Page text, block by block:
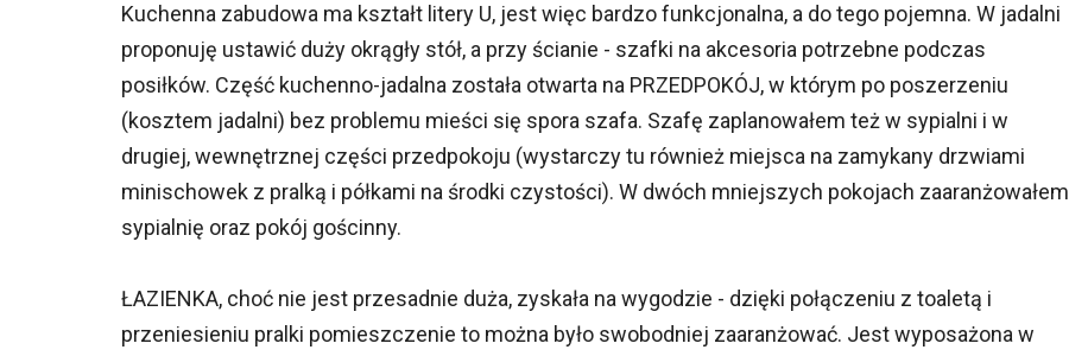
Kuchenna zabudowa ma kształt litery U, jest więc bardzo funkcjonalna, a do tego pojemna. W jadalni
proponuję ustawić duży okrągły stół, a przy ścianie - szafki na akcesoria potrzebne podczas
posiłków. Część kuchenno-jadalna została otwarta na PRZEDPOKÓJ, w którym po poszerzeniu
(kosztem jadalni) bez problemu mieści się spora szafa. Szafę zaplanowałem też w sypialni i w
drugiej, wewnętrznej części przedpokoju (wystarczy tu również miejsca na zamykany drzwiami
minischowek z pralką i półkami na środki czystości). W dwóch mniejszych pokojach zaaranżowałem
sypialnię oraz pokój gościnny.
ŁAZIENKA, choć nie jest przesadnie duża, zyskała na wygodzie - dzięki połączeniu z toaletą i
przeniesieniu pralki pomieszczenie to można było swobodniej zaaranżować. Jest wyposażona w